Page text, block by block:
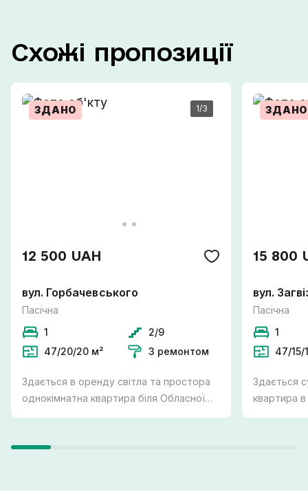
Схожі пропозиції
ЗДАНО 1/3
12 500 UAH
вул. Горбачевського
Пасічна
1
2/9
47/20/20 м²
З ремонтом
Здається в оренду світла та простора
однокімнатна квартира біля Обласної
газове ​опалення (встановлено сучасний
ЗДАНО
15 800
вул.
Пасічна
1
47/15/
Здається
квартира